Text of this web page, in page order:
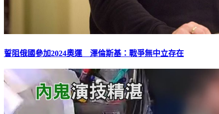
誓阻俄國參加2024奧運 澤倫斯基：戰爭無中立存在